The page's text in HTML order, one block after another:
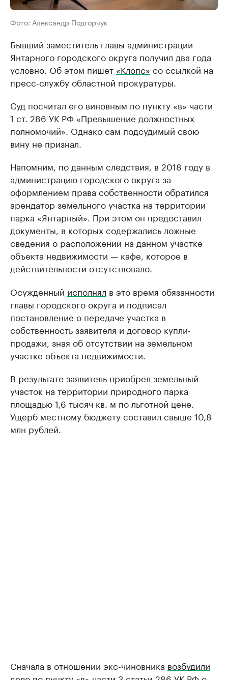
Фото: Александр Подгорчук
Бывший заместитель главы администрации
Янтарного городского округа получил два года
условно. Об этом пишет «Клопс» со ссылкой на
пресс-службу областной прокуратуры.
Суд посчитал его виновным по пункту «в» части
1 ст. 286 УК РФ «Превышение должностных
полномочий». Однако сам подсудимый свою
вину не признал.
Напомним, по данным следствия, в 2018 году в
администрацию городского округа за
оформлением права собственности обратился
арендатор земельного участка на территории
парка «Янтарный». При этом он предоставил
документы, в которых содержались ложные
сведения о расположении на данном участке
объекта недвижимости — кафе, которое в
действительности отсутствовало.
Осужденный исполнял в это время обязанности
главы городского округа и подписал
постановление о передаче участка в
собственность заявителя и договор купли-
продажи, зная об отсутствии на земельном
участке объекта недвижимости.
В результате заявитель приобрел земельный
участок на территории природного парка
площадью 1,6 тысяч кв. м по льготной цене.
Ущерб местному бюджету составил свыше 10,8
млн рублей.
Сначала в отношении экс-чиновника возбудили